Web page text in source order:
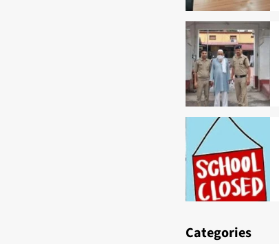
Categories